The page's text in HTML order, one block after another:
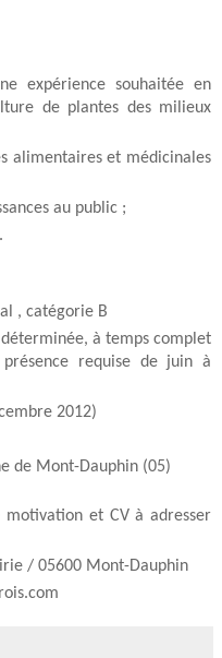
expérience souhaitée en
de plantes des milieux
alimentaires et médicinales
au public ;
, catégorie B
à temps complet
requise de juin à
2012)
de Mont-Dauphin (05)
et CV à adresser
/ 05600 Mont-Dauphin